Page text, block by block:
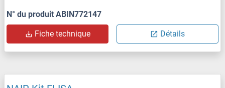
N° du produit ABIN772147
Fiche technique Détails